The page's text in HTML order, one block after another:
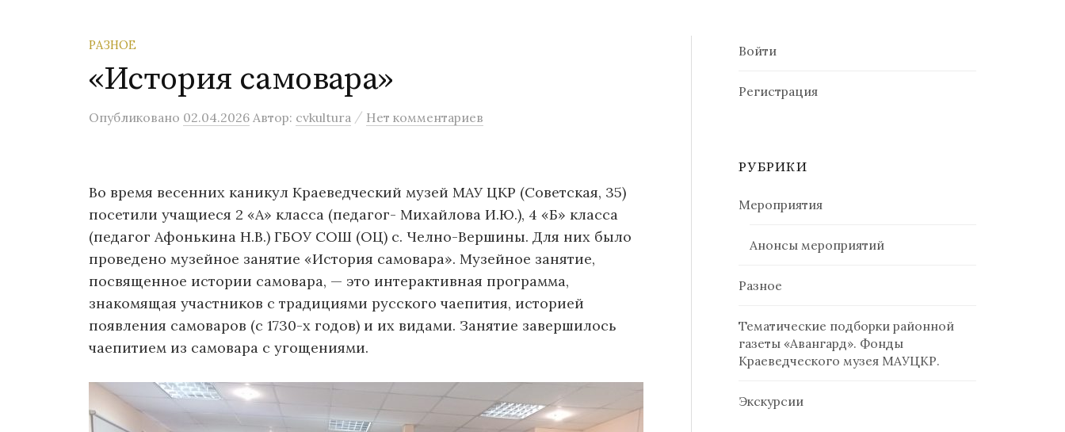
РАЗНОЕ
«История самовара»
Опубликовано 02.04.2026 Автор: cvkultura / Нет комментариев
Во время весенних каникул Краеведческий музей МАУ ЦКР (Советская, 35)
посетили учащиеся 2 «А» класса (педагог- Михайлова И.Ю.), 4 «Б» класса
(педагог Афонькина Н.В.) ГБОУ СОШ (ОЦ) с. Челно-Вершины. Для них было
проведено музейное занятие «История самовара». Музейное занятие,
посвященное истории самовара, — это интерактивная программа,
знакомящая участников с традициями русского чаепития, историей
появления самоваров (с 1730-х годов) и их видами. Занятие завершилось
чаепитием из самовара с угощениями.
Войти
Регистрация
РУБРИКИ
Мероприятия
Анонсы мероприятий
Разное
Тематические подборки районной
газеты «Авангард». Фонды
Краеведческого музея МАУЦКР.
Экскурсии